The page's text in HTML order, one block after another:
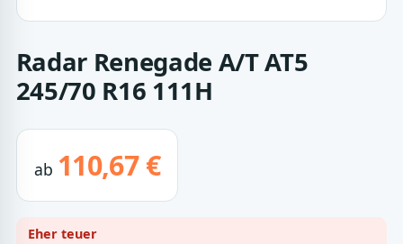
Radar Renegade A/T AT5
245/70 R16 111H
ab 110,67 €
Eher teuer